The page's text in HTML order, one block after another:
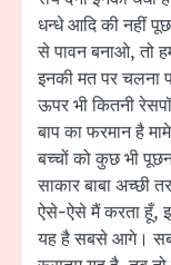
धन्धे आदि की नहीं
से पावन बनाओ, तो
इनकी मत पर चलना
ऊपर भी कितनी
बाप का फरमान है
बच्चों को कुछ भी
साकार बाबा अच्छी
ऐसे-ऐसे मैं करता हूँ,
यह है सबसे आगे।